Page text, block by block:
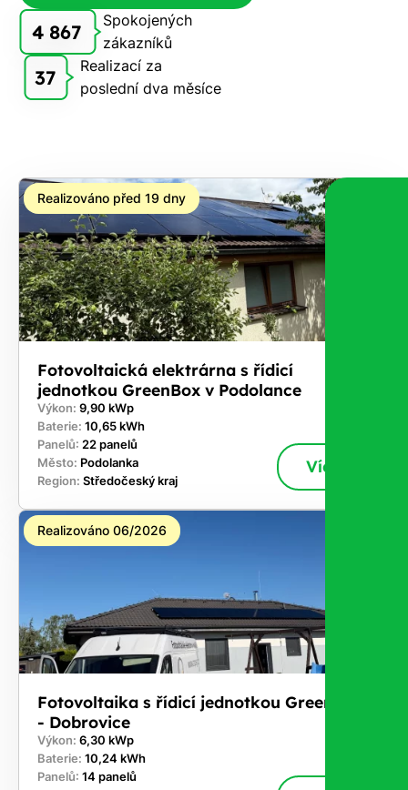
zdarma
pošleme,
na co
máte
nárok.
a nic Vás
to
nestojí.
4 867
Spokojených
zákazníků
37
Realizací za
poslední dva měsíce
Realizováno před 19 dny
Fotovoltaická elektrárna s řídicí
jednotkou GreenBox v Podolance
Výkon: 9,90 kWp
Baterie: 10,65 kWh
Panelů: 22 panelů
Město: Podolanka
Region: Středočeský kraj
Více
Realizováno 06/2026
Fotovoltaika s řídicí jednotkou GreenBox
- Dobrovice
Výkon: 6,30 kWp
Baterie: 10,24 kWh
Panelů: 14 panelů